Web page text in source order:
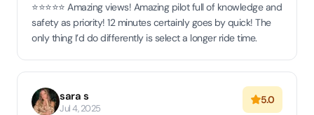
⭐️⭐️⭐️⭐️⭐️ Amazing views! Amazing pilot full of knowledge and
safety as priority! 12 minutes certainly goes by quick! The
only thing I’d do differently is select a longer ride time.
sara s
Jul 4, 2025
5.0